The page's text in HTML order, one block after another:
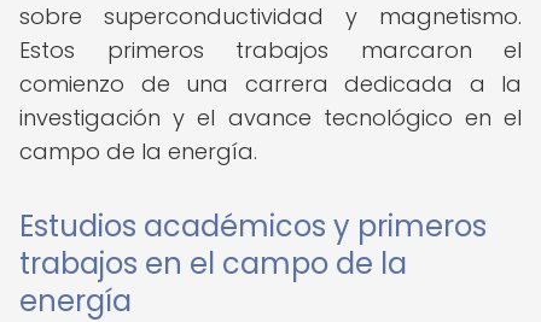
sobre superconductividad y magnetismo.
Estos primeros trabajos marcaron el
comienzo de una carrera dedicada a la
investigación y el avance tecnológico en el
campo de la energía.
Estudios académicos y primeros
trabajos en el campo de la
energía